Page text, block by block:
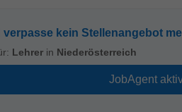
kein Stellenangebot
Lehrer in Niederösterreich